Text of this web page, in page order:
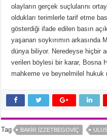
olayların gerçek suçlularını
oldukları terimlerle tarif etme
gösterdiği ifade edilen basın
yaşanan soykırımın arkasında
dünya biliyor. Neredeyse hiçbir
verilen böylesi bir karar, Bosna
mahkeme ve beynelmilel hukuk
Tag BAKIR İZZETBEGOVIÇ